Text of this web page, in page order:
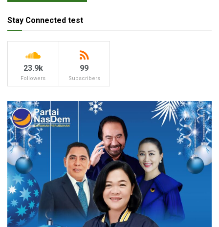
Stay Connected test
23.9k
Followers
99
Subscribers